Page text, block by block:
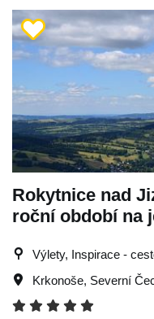
Rokytnice nad
roční období na
Výlety, Inspirace -
Krkonoše, Severní